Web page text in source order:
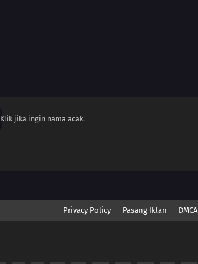
Klik jika ingin nama acak.
Privacy Policy Pasang Iklan DMCA